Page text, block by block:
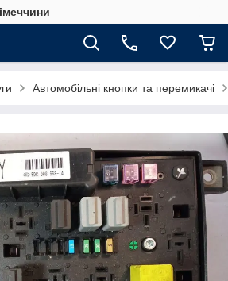
Автомобільні кнопки та перемикачі